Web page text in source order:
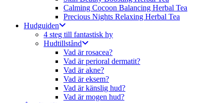
Calming Cocoon Balancing Herbal Tea
Precious Nights Relaxing Herbal Tea
Hudguiden
4 steg till fantastisk hy
Hudtillstånd
Vad är rosacea?
Vad är perioral dermatit?
Vad är akne?
Vad är eksem?
Vad är känslig hud?
Vad är mogen hud?